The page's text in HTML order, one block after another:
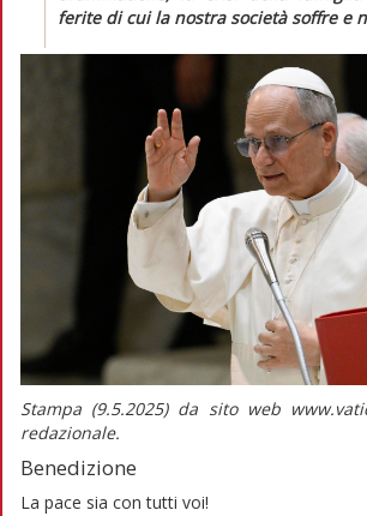
ferite di cui la nostra società soffre e
Stampa (9.5.2025) da sito web
redazionale.
Benedizione
La pace sia con tutti voi!